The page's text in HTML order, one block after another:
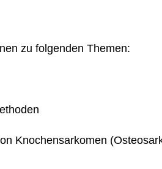
zu folgenden Themen:
Knochensarkomen